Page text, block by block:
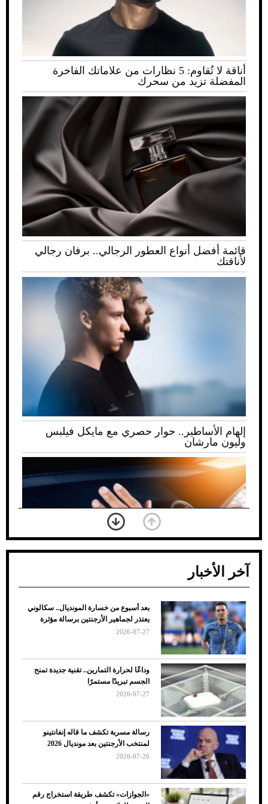
أناقة لا تُقاوم: 5 نظارات من علاماتك الفاخرة
المفضلة تزيد من سحرك
قائمة أفضل أنواع العطور الرجالي.. برفان رجالي
لأناقتك
إلهام الأساطير.. حوار حصري مع مايكل فيلبس
وليون مارشان
ضعف تبريد مكيف السيارة عند الوقوف.. أشهر
الأسباب والحلول
7 نصائح لاختيار لون البنطلون المناسب للقميص
آخر الأخبار
بعد أسبوع من خسارة المونديال.. سكالوني
يعتذر لجماهير الأرجنتين برسالة مؤثرة
2026-07-27
وداعًا لحرارة التمارين.. تقنية جديدة تمنح
الجسم تبريدًا مستمرًا
2026-07-27
رسالة مسربة تكشف ما قاله إنفانتينو
لمنتخب الأرجنتين بعد مونديال 2026
2026-07-26
«الجوازات» تكشف طريقة استخراج رقم